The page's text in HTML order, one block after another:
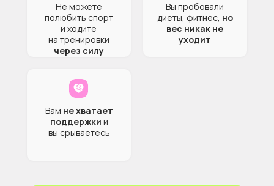
Вы пробовали
диеты, фитнес, но
вес никак не
уходит
Вам не хватает
поддержки и
вы срываетесь
Не можете
полюбить спорт
и ходите
на тренировки
через силу